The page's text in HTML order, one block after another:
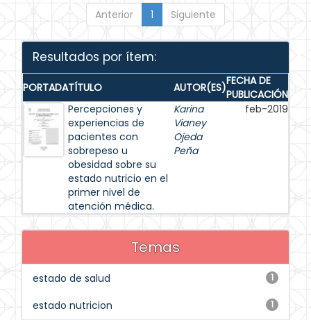
Anterior 1 Siguiente
Resultados por ítem:
PORTADATÍTULO AUTOR(ES)FECHA DE
PUBLICACIÓN
Percepciones y
experiencias de
pacientes con
sobrepeso u
obesidad sobre su
estado nutricio en el
primer nivel de
atención médica.
Karina
Vianey
Ojeda
Peña
feb-2019
Temas
1
estado de salud
1
estado nutricion